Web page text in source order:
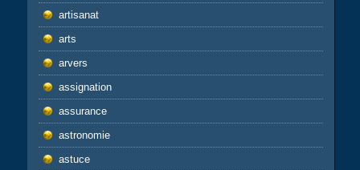
artisanat
arts
arvers
assignation
assurance
astronomie
astuce